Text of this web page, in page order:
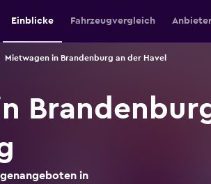
Einblicke Fahrzeugvergleich
Mietwagen in Brandenburg an der Havel
in